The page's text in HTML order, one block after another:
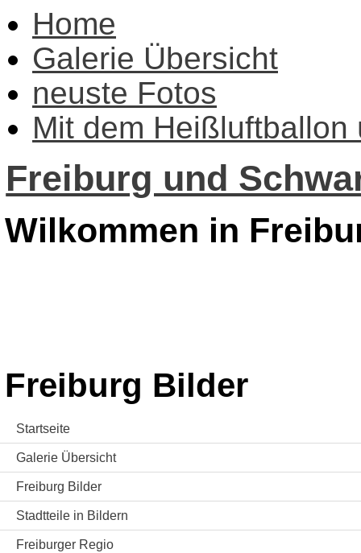
Home
Galerie Übersicht
neuste Fotos
Mit dem Heißluftballon
Freiburg und
Wilkommen in
Freiburg Bilder
Startseite
Galerie Übersicht
Freiburg Bilder
Stadtteile in Bildern
Freiburger Regio